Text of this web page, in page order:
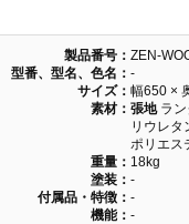
製品番号： ZEN-
型番、型名、色名： -
サイズ： 幅650 ×
素材： 張地ラン
リウレ
ポリエス
重量： 18kg
塗装： -
付属品・特徴： -
機能： -